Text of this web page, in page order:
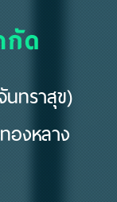
กัด
ทราสุข)
องหลาง